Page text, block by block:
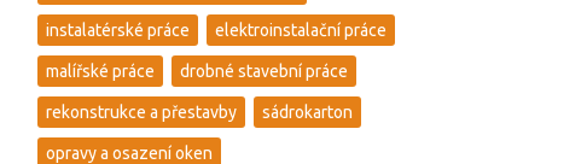
instalatérské práce elektroinstalační práce
malířské práce drobné stavební práce
rekonstrukce a přestavby sádrokarton
opravy a osazení oken